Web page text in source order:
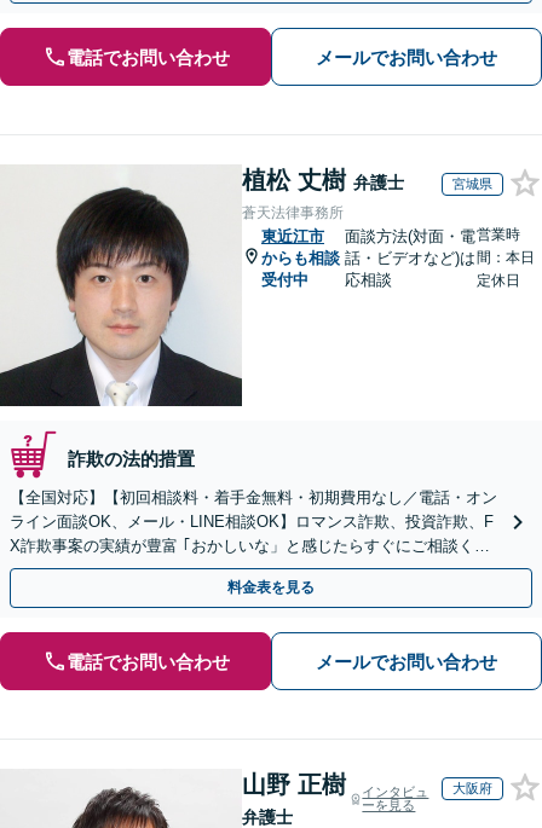
電話でお問い合わせ メールでお問い合わせ
植松 丈樹 弁護士 宮城県
蒼天法律事務所
東近江市
からも相談
受付中
面談方法(対面・電
話・ビデオなど)は
応相談
営業時
間：本日
定休日
詐欺の法的措置
【全国対応】【初回相談料・着手金無料・初期費用なし／電話・オン
ライン面談OK、メール・LINE相談OK】ロマンス詐欺、投資詐欺、F
X詐欺事案の実績が豊富 ｢おかしいな」と感じたらすぐにご相談くだ
さい。
料金表を見る
電話でお問い合わせ メールでお問い合わせ
山野 正樹
弁護士
インタビュ
ーを見る
大阪府